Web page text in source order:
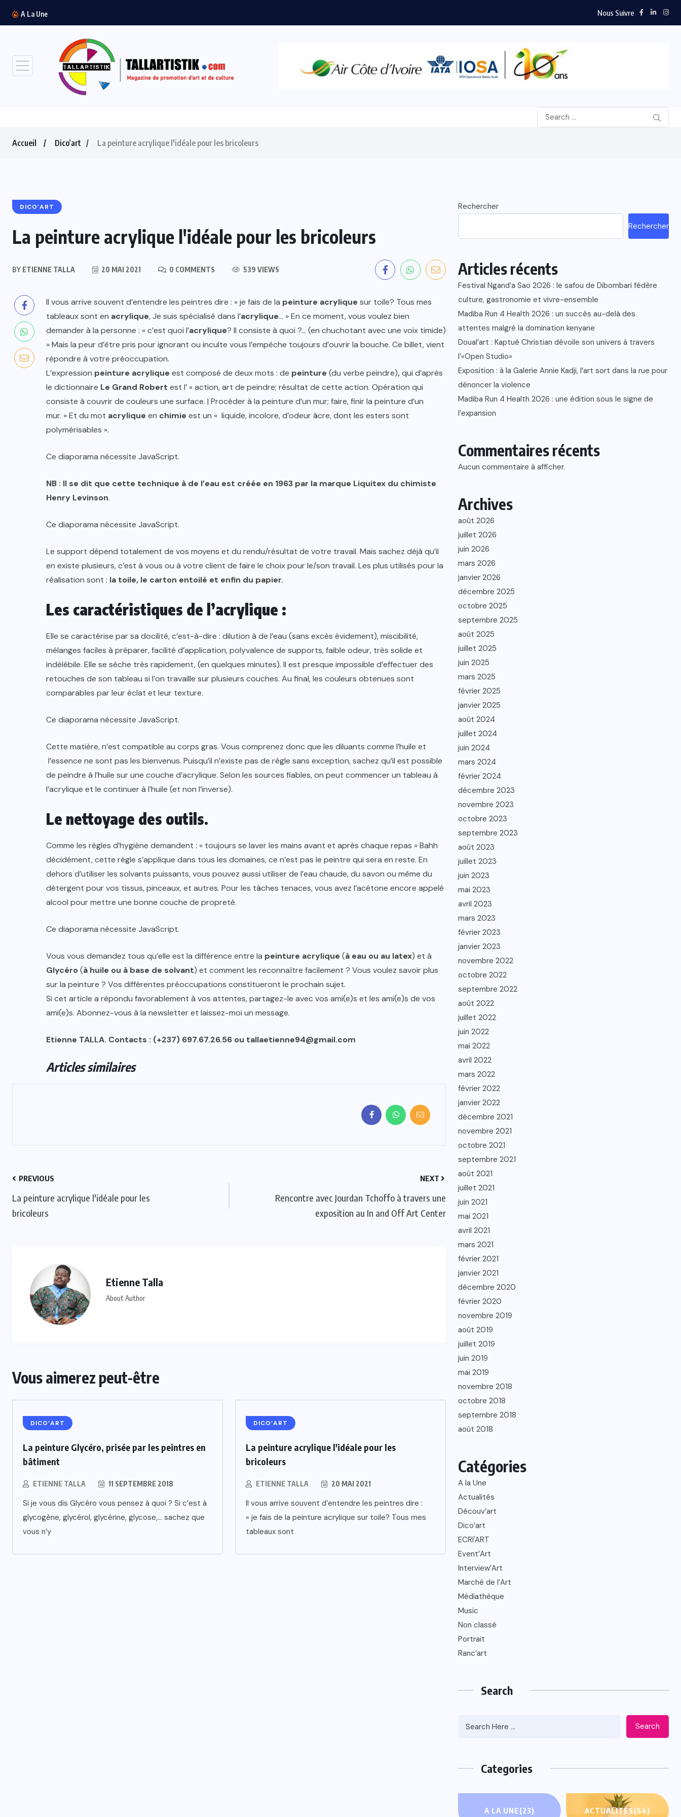
A La Une Nous Suivre
Accueil Dico’art La peinture acrylique l'idéale pour les bricoleurs
DICO’ART
La peinture acrylique l'idéale pour les bricoleurs
BY ETIENNE TALLA 20 MAI 2021 0 COMMENTS 539 VIEWS
Il vous arrive souvent d’entendre les peintres dire : « je fais de la peinture acrylique sur toile? Tous mes
tableaux sont en acrylique, Je suis spécialisé dans l’acrylique… » En ce moment, vous voulez bien
demander à la personne : « c’est quoi l’acrylique? Il consiste à quoi ?… (en chuchotant avec une voix timide)
» Mais la peur d’être pris pour ignorant ou inculte vous l’empêche toujours d’ouvrir la bouche. Ce billet, vient
répondre à votre préoccupation.
L’expression peinture acrylique est composé de deux mots : de peinture (du verbe peindre),qui d’après
le dictionnaire Le Grand Robert est l’ « action, art de peindre; résultat de cette action. Opération qui
consiste à couvrir de couleurs une surface. | Procéder à la peinture d’un mur; faire, finir la peinture d’un
mur. » Et du mot acrylique en chimie est un « liquide, incolore, d’odeur âcre, dont les esters sont
polymérisables ».
Ce diaporama nécessite JavaScript.
NB : Il se dit que cette technique à de l’eau est créée en 1963 par la marque Liquitex du chimiste
Henry Levinson.
Ce diaporama nécessite JavaScript.
Le support dépend totalement de vos moyens et du rendu/résultat de votre travail. Mais sachez déjà qu’il
en existe plusieurs, c’est à vous ou à votre client de faire le choix pour le/son travail. Les plus utilisés pour la
réalisation sont : la toile, le carton entoilé et enfin du papier.
Les caractéristiques de l’acrylique :
Elle se caractérise par sa docilité, c’est-à-dire : dilution à de l’eau (sans excès évidement), miscibilité,
mélanges faciles à préparer, facilité d’application, polyvalence de supports, faible odeur, très solide et
indélébile. Elle se sèche très rapidement, (en quelques minutes). Il est presque impossible d’effectuer des
retouches de son tableau si l’on travaille sur plusieurs couches. Au final, les couleurs obtenues sont
comparables par leur éclat et leur texture.
Ce diaporama nécessite JavaScript.
Cette matière, n’est compatible au corps gras. Vous comprenez donc que les diluants comme l’huile et
l’essence ne sont pas les bienvenus. Puisqu’il n’existe pas de règle sans exception, sachez qu’il est possible
de peindre à l’huile sur une couche d’acrylique. Selon les sources fiables, on peut commencer un tableau à
l’acrylique et le continuer à l’huile (et non l’inverse).
Le nettoyage des outils.
Comme les règles d’hygiène demandent : « toujours se laver les mains avant et après chaque repas » Bahh
décidément, cette règle s’applique dans tous les domaines, ce n’est pas le peintre qui sera en reste. En
dehors d’utiliser les solvants puissants, vous pouvez aussi utiliser de l’eau chaude, du savon ou même du
détergent pour vos tissus, pinceaux, et autres. Pour les tâches tenaces, vous avez l’acétone encore appelé
alcool pour mettre une bonne couche de propreté.
Ce diaporama nécessite JavaScript.
Vous vous demandez tous qu’elle est la différence entre la peinture acrylique (à eau ou au latex) et à
Glycéro(à huile ou à base de solvant) et comment les reconnaître facilement ? Vous voulez savoir plus
sur la peinture ? Vos différentes préoccupations constitueront le prochain sujet.
Si cet article a répondu favorablement à vos attentes, partagez-le avec vos ami(e)s et les ami(e)s de vos
ami(e)s. Abonnez-vous à la newsletter et laissez-moi un message.
Etienne TALLA. Contacts : (+237) 697.67.26.56 ou tallaetienne94@gmail.com
Articles similaires
PREVIOUS
La peinture acrylique l'idéale pour les
bricoleurs
NEXT
Rencontre avec Jourdan Tchoffo à travers une
exposition au In and Off Art Center
Etienne Talla
About Author
Vous aimerez peut-être
DICO’ART
La peinture Glycéro, prisée par les peintres en
bâtiment
ETIENNE TALLA 11 SEPTEMBRE 2018
Si je vous dis Glycéro vous pensez à quoi ? Si c’est à
glycogène, glycérol, glycérine, glycose,… sachez que
vous n’y
DICO’ART
La peinture acrylique l'idéale pour les
bricoleurs
ETIENNE TALLA 20 MAI 2021
Il vous arrive souvent d’entendre les peintres dire :
« je fais de la peinture acrylique sur toile? Tous mes
tableaux sont
Rechercher
Rechercher
Articles récents
Festival Ngand’a Sao 2026 : le safou de Dibombari fédère
culture, gastronomie et vivre-ensemble
Madiba Run 4 Health 2026 : un succès au-delà des
attentes malgré la domination kenyane
Doual’art : Kaptué Christian dévoile son univers à travers
l’«Open Studio»
Exposition : à la Galerie Annie Kadji, l’art sort dans la rue pour
dénoncer la violence
Madiba Run 4 Health 2026 : une édition sous le signe de
l’expansion
Commentaires récents
Aucun commentaire à afficher.
Archives
août 2026
juillet 2026
juin 2026
mars 2026
janvier 2026
décembre 2025
octobre 2025
septembre 2025
août 2025
juillet 2025
juin 2025
mars 2025
février 2025
janvier 2025
août 2024
juillet 2024
juin 2024
mars 2024
février 2024
décembre 2023
novembre 2023
octobre 2023
septembre 2023
août 2023
juillet 2023
juin 2023
mai 2023
avril 2023
mars 2023
février 2023
janvier 2023
novembre 2022
octobre 2022
septembre 2022
août 2022
juillet 2022
juin 2022
mai 2022
avril 2022
mars 2022
février 2022
janvier 2022
décembre 2021
novembre 2021
octobre 2021
septembre 2021
août 2021
juillet 2021
juin 2021
mai 2021
avril 2021
mars 2021
février 2021
janvier 2021
décembre 2020
février 2020
novembre 2019
août 2019
juillet 2019
juin 2019
mai 2019
novembre 2018
octobre 2018
septembre 2018
août 2018
Catégories
A la Une
Actualités
Découv’art
Dico’art
ECRI'ART
Event’Art
Interview’Art
Marché de l’Art
Médiathèque
Music
Non classé
Portrait
Ranc’art
Search
Search
Categories
A LA UNE(23) ACTUALITÉS(54)